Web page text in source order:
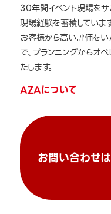
30年間イベント現場を
現場経験を蓄積しています
お客様から高い評価を
で、プランニングからオ
たします。
AZAについて
お問い合わせ